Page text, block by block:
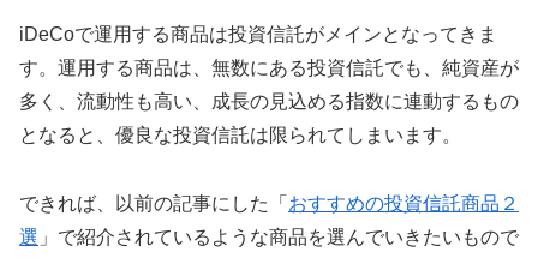
iDeCoで運用する商品は投資信託がメインとなってきま
す。運用する商品は、無数にある投資信託でも、純資産が
多く、流動性も高い、成長の見込める指数に連動するもの
となると、優良な投資信託は限られてしまいます。
できれば、以前の記事にした「 おすすめの投資信託商品２
選 」で紹介されているような商品を選んでいきたいもので